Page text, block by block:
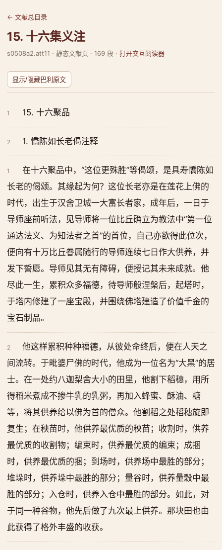
← 文献总目录
15. 十六集义注
s0508a2.att11 · 静态文献页 · 169 段 · 打开交互阅读器
显示/隐藏巴利原文
1 15. 十六聚品
2 1. 憍陈如长老偈注释
1
在十六聚品中，“这位更殊胜”等偈颂，是具寿憍陈如
长老的偈颂。其缘起为何？这位长老亦是在莲花上佛的
时代，出生于汉舍卫城一大富长者家，成年后，一日于
导师座前听法，见导师将一位比丘确立为教法中“第一位
通达法义、为知法者之首”的首位，自己亦欲得此位次，
便向有十万比丘眷属随行的导师连续七日作大供养，并
发下誓愿。导师见其无有障碍，便授记其未来成就。他
尽此一生，累积众多福德，待导师般涅槃后，起塔时，
于塔内修建了一座宝殿，并围绕佛塔建造了价值千金的
宝石制品。
2
他这样累积种种福德，从彼处命终后，便在人天之
间流转。于毗婆尸佛的时代，他成为一位名为“大黑”的居
士。在一处约八迦梨舍大小的田里，他割下稻穗，用所
得稻米煮成不掺牛乳的乳粥，再加入蜂蜜、酥油、糖
等，将其供养给以佛为首的僧众。他割稻之处稻穗旋即
复生；在秧苗时，他供养最优质的秧苗；收割时，供养
最优质的收割物；编束时，供养最优质的编束；成捆
时，供养最优质的捆；到场时，供养场中最胜的部分；
堆垛时，供养垛中最胜的部分；量谷时，供养量穀中最
胜的部分；入仓时，供养入仓中最胜的部分。如此，对
于同一种谷物，他先后做了九次最上供养。那块田也由
此获得了格外丰盛的收获。